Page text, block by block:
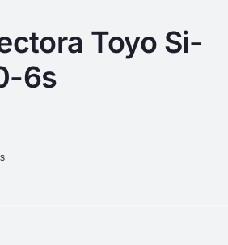
Toyo Si-
6s